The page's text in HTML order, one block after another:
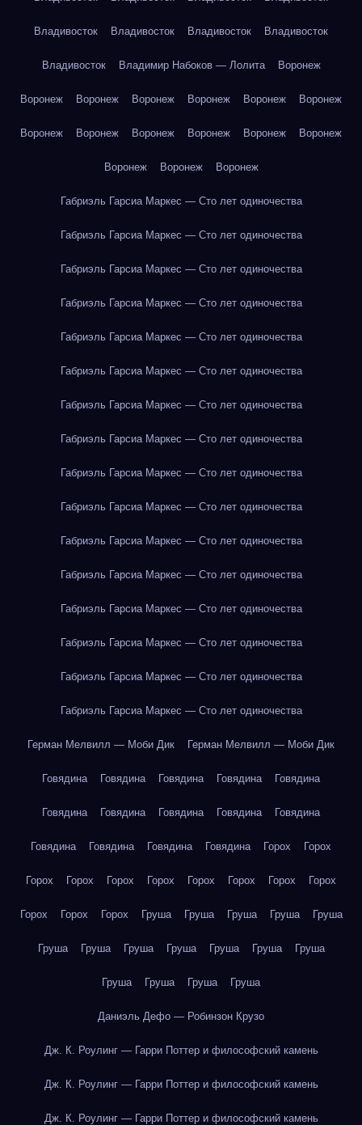
Владивосток Владивосток Владивосток Владивосток
Владивосток Владимир Набоков — Лолита Воронеж
Воронеж Воронеж Воронеж Воронеж Воронеж Воронеж
Воронеж Воронеж Воронеж Воронеж Воронеж Воронеж
Воронеж Воронеж Воронеж
Габриэль Гарсиа Маркес — Сто лет одиночества
Габриэль Гарсиа Маркес — Сто лет одиночества
Габриэль Гарсиа Маркес — Сто лет одиночества
Габриэль Гарсиа Маркес — Сто лет одиночества
Габриэль Гарсиа Маркес — Сто лет одиночества
Габриэль Гарсиа Маркес — Сто лет одиночества
Габриэль Гарсиа Маркес — Сто лет одиночества
Габриэль Гарсиа Маркес — Сто лет одиночества
Габриэль Гарсиа Маркес — Сто лет одиночества
Габриэль Гарсиа Маркес — Сто лет одиночества
Габриэль Гарсиа Маркес — Сто лет одиночества
Габриэль Гарсиа Маркес — Сто лет одиночества
Габриэль Гарсиа Маркес — Сто лет одиночества
Габриэль Гарсиа Маркес — Сто лет одиночества
Габриэль Гарсиа Маркес — Сто лет одиночества
Габриэль Гарсиа Маркес — Сто лет одиночества
Герман Мелвилл — Моби Дик Герман Мелвилл — Моби Дик
Говядина Говядина Говядина Говядина Говядина
Говядина Говядина Говядина Говядина Говядина
Говядина Говядина Говядина Говядина Горох Горох
Горох Горох Горох Горох Горох Горох Горох Горох
Горох Горох Горох Груша Груша Груша Груша Груша
Груша Груша Груша Груша Груша Груша Груша
Груша Груша Груша Груша
Даниэль Дефо — Робинзон Крузо
Дж. К. Роулинг — Гарри Поттер и философский камень
Дж. К. Роулинг — Гарри Поттер и философский камень
Дж. К. Роулинг — Гарри Поттер и философский камень